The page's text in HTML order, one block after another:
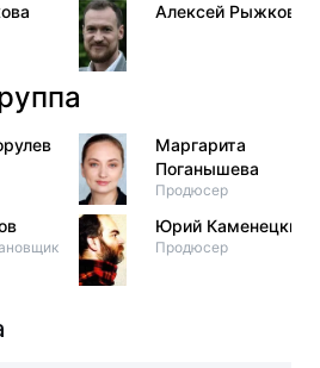
Алексей Рыжков
Маргарита
Поганышева
Продюсер
Юрий Каменецкий
Продюсер